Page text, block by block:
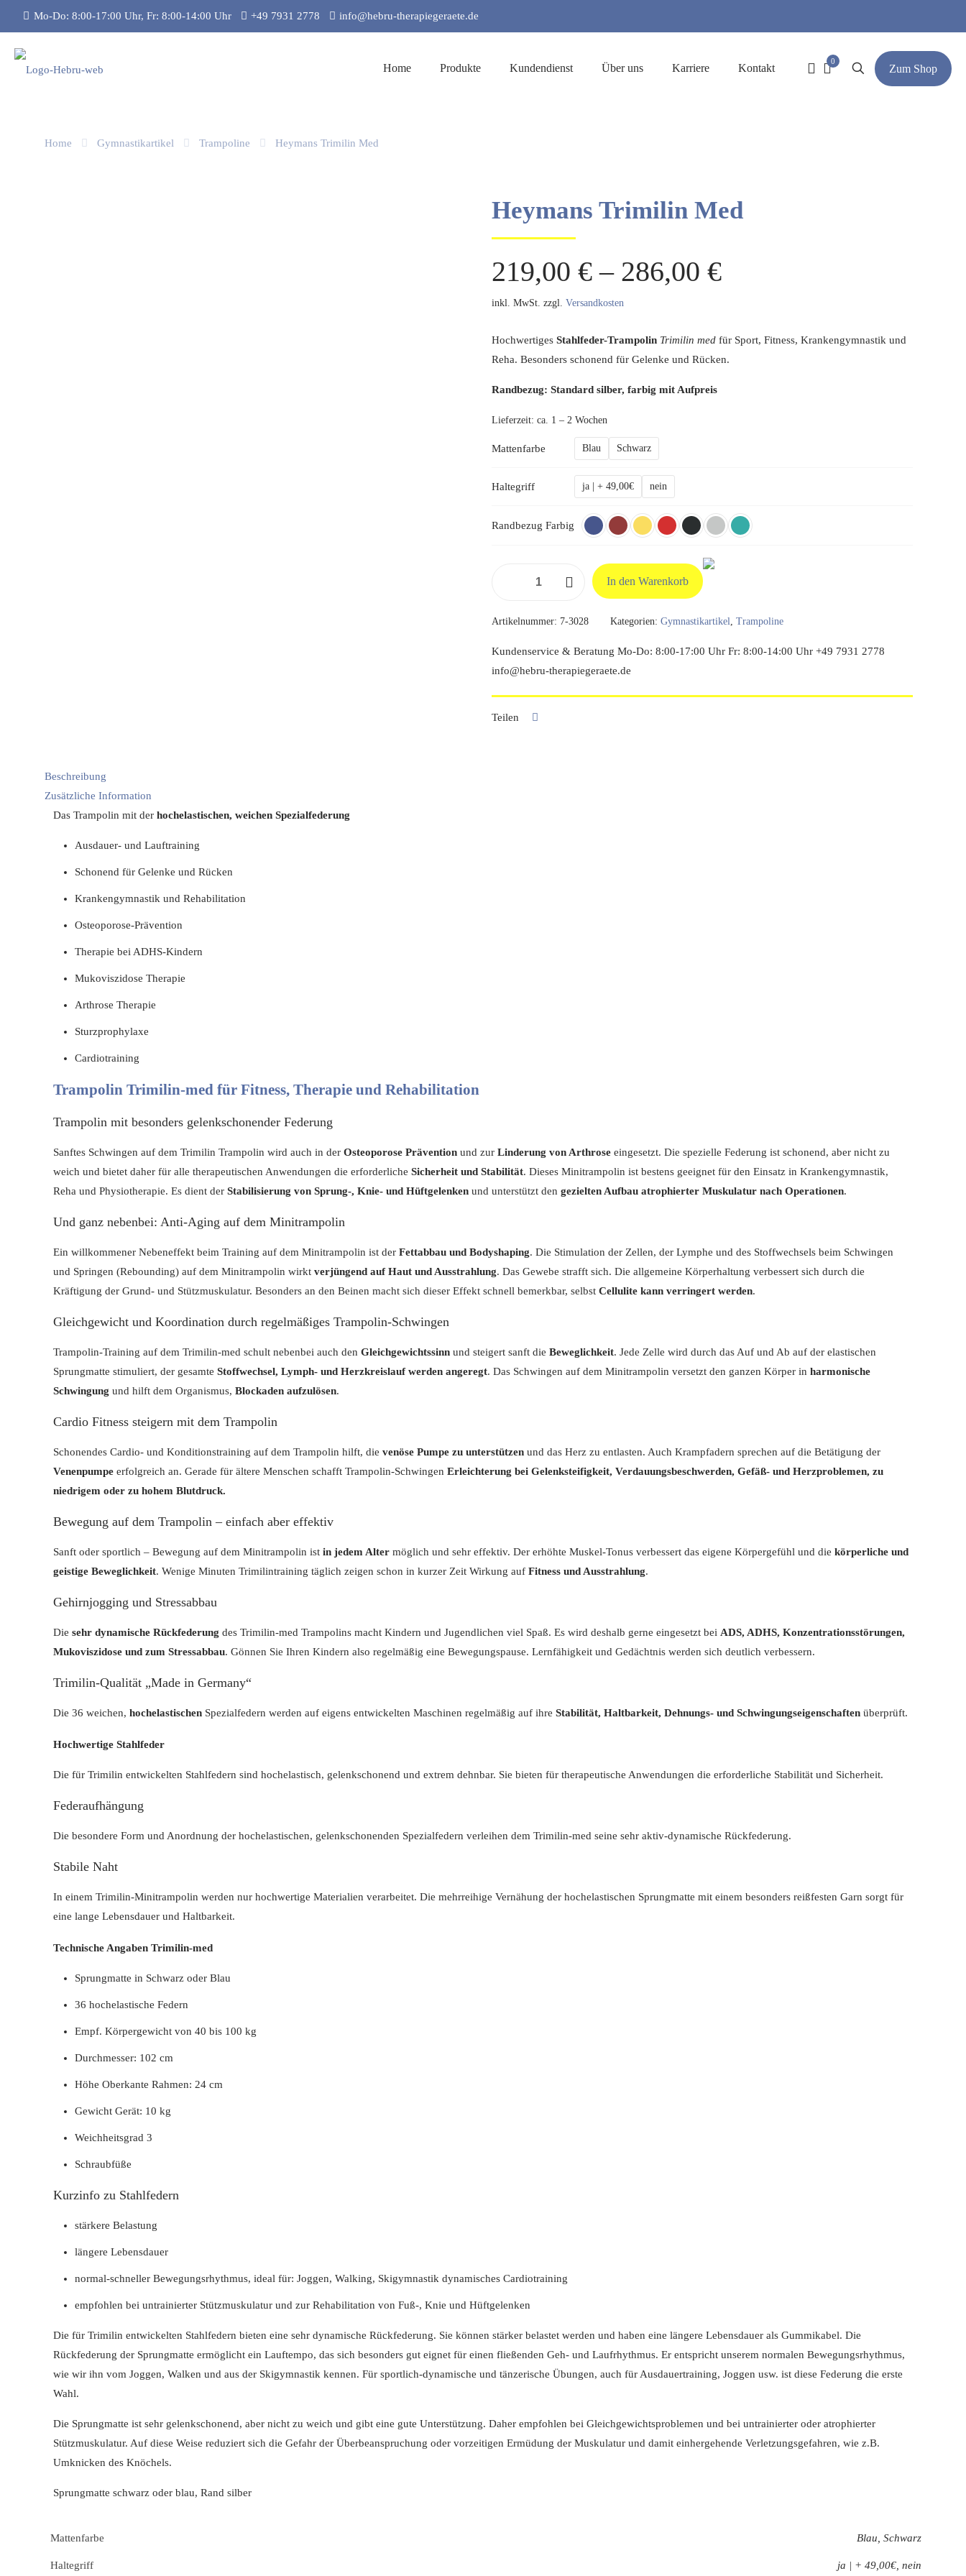
Mo-Do: 8:00-17:00 Uhr, Fr: 8:00-14:00 Uhr +49 7931 2778 info@hebru-therapiegeraete.de
Home Produkte Kundendienst Über uns Karriere Kontakt
0
Zum Shop
Home Gymnastikartikel Trampoline Heymans Trimilin Med
Heymans Trimilin Med
219,00 € – 286,00 €
inkl. MwSt. zzgl. Versandkosten
Hochwertiges Stahlfeder-Trampolin Trimilin med für Sport, Fitness, Krankengymnastik und
Reha. Besonders schonend für Gelenke und Rücken.
Randbezug: Standard silber, farbig mit Aufpreis
Lieferzeit: ca. 1 – 2 Wochen
Mattenfarbe Blau Schwarz
Haltegriff ja | + 49,00€ nein
Randbezug Farbig
In den Warenkorb
Artikelnummer: 7-3028 Kategorien: Gymnastikartikel, Trampoline
Kundenservice & Beratung Mo-Do: 8:00-17:00 Uhr Fr: 8:00-14:00 Uhr +49 7931 2778
info@hebru-therapiegeraete.de
Teilen
Beschreibung
Zusätzliche Information
Das Trampolin mit derhochelastischen, weichen Spezialfederung
Ausdauer- und Lauftraining
Schonend für Gelenke und Rücken
Krankengymnastik und Rehabilitation
Osteoporose-Prävention
Therapie bei ADHS-Kindern
Mukoviszidose Therapie
Arthrose Therapie
Sturzprophylaxe
Cardiotraining
Trampolin Trimilin-med für Fitness, Therapie und Rehabilitation
Trampolin mit besonders gelenkschonender Federung
Sanftes Schwingen auf dem Trimilin Trampolin wird auch in derOsteoporose Prävention und zurLinderung von Arthrose eingesetzt. Die spezielle Federung ist schonend, aber nicht zu
weich und bietet daher für alle therapeutischen Anwendungen die erforderlicheSicherheit und Stabilität. Dieses Minitrampolin ist bestens geeignet für den Einsatz in Krankengymnastik,
Reha und Physiotherapie. Es dient derStabilisierung von Sprung-, Knie- und Hüftgelenken und unterstützt dengezielten Aufbau atrophierter Muskulatur nach Operationen.
Und ganz nebenbei: Anti-Aging auf dem Minitrampolin
Ein willkommener Nebeneffekt beim Training auf dem Minitrampolin ist derFettabbau und Bodyshaping. Die Stimulation der Zellen, der Lymphe und des Stoffwechsels beim Schwingen
und Springen (Rebounding) auf dem Minitrampolin wirkt verjüngend auf Haut und Ausstrahlung. Das Gewebe strafft sich. Die allgemeine Körperhaltung verbessert sich durch die
Kräftigung der Grund- und Stützmuskulatur. Besonders an den Beinen macht sich dieser Effekt schnell bemerkbar, selbst Cellulite kann verringert werden.
Gleichgewicht und Koordination durch regelmäßiges Trampolin-Schwingen
Trampolin-Training auf dem Trimilin-med schult nebenbei auch denGleichgewichtssinn und steigert sanft dieBeweglichkeit. Jede Zelle wird durch das Auf und Ab auf der elastischen
Sprungmatte stimuliert, der gesamteStoffwechsel, Lymph- und Herzkreislauf werden angeregt. Das Schwingen auf dem Minitrampolin versetzt den ganzen Körper in harmonische
Schwingung und hilft dem Organismus,Blockaden aufzulösen.
Cardio Fitness steigern mit dem Trampolin
Schonendes Cardio- und Konditionstraining auf dem Trampolin hilft, dievenöse Pumpe zu unterstützen und das Herz zu entlasten. Auch Krampfadern sprechen auf die Betätigung der
Venenpumpe erfolgreich an. Gerade für ältere Menschen schafft Trampolin-Schwingen Erleichterung bei Gelenksteifigkeit, Verdauungsbeschwerden, Gefäß- und Herzproblemen, zu
niedrigem oder zu hohem Blutdruck.
Bewegung auf dem Trampolin – einfach aber effektiv
Sanft oder sportlich – Bewegung auf dem Minitrampolin ist in jedem Alter möglich und sehr effektiv. Der erhöhte Muskel-Tonus verbessert das eigene Körpergefühl und diekörperliche und
geistige Beweglichkeit. Wenige Minuten Trimilintraining täglich zeigen schon in kurzer Zeit Wirkung aufFitness und Ausstrahlung.
Gehirnjogging und Stressabbau
Die sehr dynamische Rückfederung des Trimilin-med Trampolins macht Kindern und Jugendlichen viel Spaß. Es wird deshalb gerne eingesetzt bei ADS, ADHS, Konzentrationsstörungen,
Mukoviszidose und zum Stressabbau. Gönnen Sie Ihren Kindern also regelmäßig eine Bewegungspause. Lernfähigkeit und Gedächtnis werden sich deutlich verbessern.
Trimilin-Qualität „Made in Germany“
Die 36 weichen,hochelastischen Spezialfedern werden auf eigens entwickelten Maschinen regelmäßig auf ihreStabilität, Haltbarkeit, Dehnungs- und Schwingungseigenschaften überprüft.
Hochwertige Stahlfeder
Die für Trimilin entwickelten Stahlfedern sind hochelastisch, gelenkschonend und extrem dehnbar. Sie bieten für therapeutische Anwendungen die erforderliche Stabilität und Sicherheit.
Federaufhängung
Die besondere Form und Anordnung der hochelastischen, gelenkschonenden Spezialfedern verleihen dem Trimilin-med seine sehr aktiv-dynamische Rückfederung.
Stabile Naht
In einem Trimilin-Minitrampolin werden nur hochwertige Materialien verarbeitet. Die mehrreihige Vernähung der hochelastischen Sprungmatte mit einem besonders reißfesten Garn sorgt für
eine lange Lebensdauer und Haltbarkeit.
Technische Angaben Trimilin-med
Sprungmatte in Schwarz oder Blau
36 hochelastische Federn
Empf. Körpergewicht von 40 bis 100 kg
Durchmesser: 102 cm
Höhe Oberkante Rahmen: 24 cm
Gewicht Gerät: 10 kg
Weichheitsgrad 3
Schraubfüße
Kurzinfo zu Stahlfedern
stärkere Belastung
längere Lebensdauer
normal-schneller Bewegungsrhythmus, ideal für: Joggen, Walking, Skigymnastik dynamisches Cardiotraining
empfohlen bei untrainierter Stützmuskulatur und zur Rehabilitation von Fuß-, Knie und Hüftgelenken
Die für Trimilin entwickelten Stahlfedern bieten eine sehr dynamische Rückfederung. Sie können stärker belastet werden und haben eine längere Lebensdauer als Gummikabel. Die
Rückfederung der Sprungmatte ermöglicht ein Lauftempo, das sich besonders gut eignet für einen fließenden Geh- und Laufrhythmus. Er entspricht unserem normalen Bewegungsrhythmus,
wie wir ihn vom Joggen, Walken und aus der Skigymnastik kennen. Für sportlich-dynamische und tänzerische Übungen, auch für Ausdauertraining, Joggen usw. ist diese Federung die erste
Wahl.
Die Sprungmatte ist sehr gelenkschonend, aber nicht zu weich und gibt eine gute Unterstützung. Daher empfohlen bei Gleichgewichtsproblemen und bei untrainierter oder atrophierter
Stützmuskulatur. Auf diese Weise reduziert sich die Gefahr der Überbeanspruchung oder vorzeitigen Ermüdung der Muskulatur und damit einhergehende Verletzungsgefahren, wie z.B.
Umknicken des Knöchels.
Sprungmatte schwarz oder blau, Rand silber
Mattenfarbe Blau, Schwarz
Haltegriff ja | + 49,00€, nein